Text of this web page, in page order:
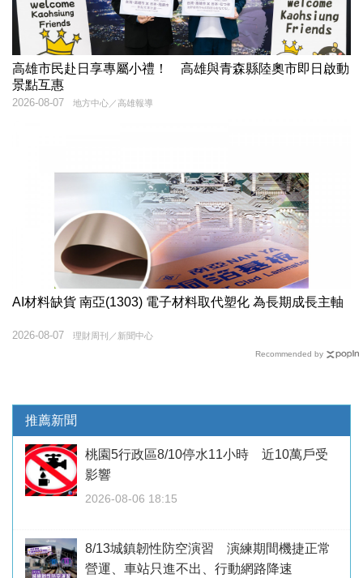
高雄市民赴日享專屬小禮！ 高雄與青森縣陸奧市即日啟動
景點互惠
地方中心／高雄報導
2026-08-07
AI材料缺貨 南亞(1303) 電子材料取代塑化 為長期成長主軸
理財周刊／新聞中心
2026-08-07
Recommended by
推薦新聞
桃園5行政區8/10停水11小時 近10萬戶受
影響
2026-08-06 18:15
8/13城鎮韌性防空演習 演練期間機捷正常
營運、車站只進不出、行動網路降速